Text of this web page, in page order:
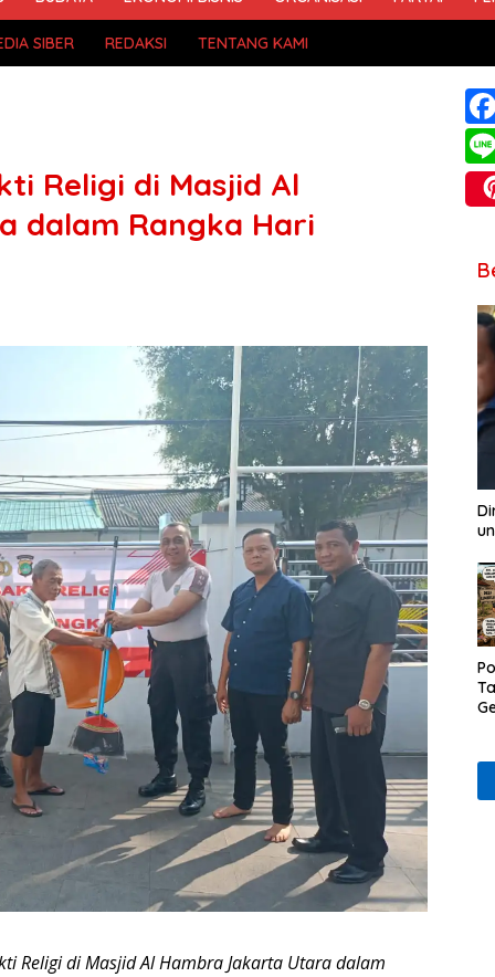
SIBER REDAKSI TENTANG KAMI
Religi di Masjid Al
dalam Rangka Hari
Religi di Masjid Al Hambra Jakarta Utara dalam